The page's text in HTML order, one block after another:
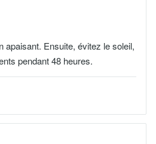
apaisant. Ensuite, évitez le soleil,
pendant 48 heures.